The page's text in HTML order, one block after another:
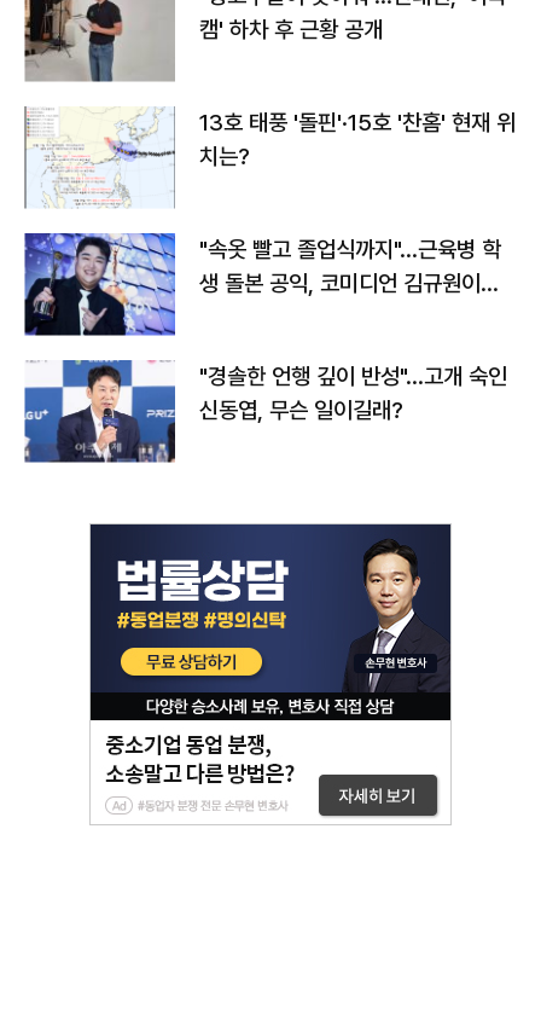
캠' 하차 후 근황 공개
13호 태풍 '돌핀'·15호 '찬홈' 현재 위
치는?
"속옷 빨고 졸업식까지"…근육병 학
생 돌본 공익, 코미디언 김규원이었
"경솔한 언행 깊이 반성"…고개 숙인
신동엽, 무슨 일이길래?